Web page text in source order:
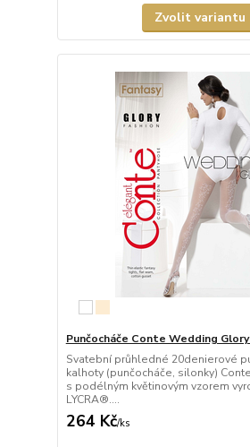
Zvolit variantu
Punčocháče Conte Wedding
Svatební průhledné 20denierové
kalhoty (punčocháče, silonky)
s podélným květinovým vzorem
LYCRA®....
264 Kč/ks